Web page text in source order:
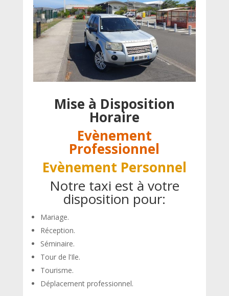
Mise à Disposition
Horaire
Evènement
Professionnel
Evènement Personnel
Notre taxi est à votre
disposition pour:
Mariage.
Réception.
Séminaire.
Tour de l’Ile.
Tourisme.
Déplacement professionnel.